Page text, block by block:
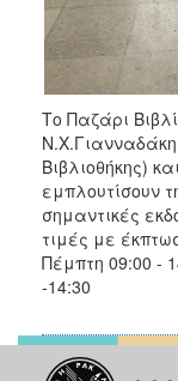
Το Παζάρι
Ν.Χ.Γιανναδάκη
Βιβλιοθήκης)
εμπλουτίσουν
σημαντικές
τιμές με
Πέμπτη 09:00 -
-14:30